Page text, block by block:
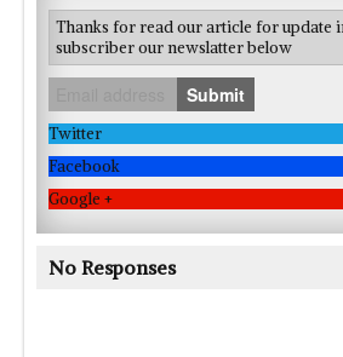
Thanks for read our article for update
subscriber our newslatter below
Submit
Twitter
Facebook
Google +
No Responses